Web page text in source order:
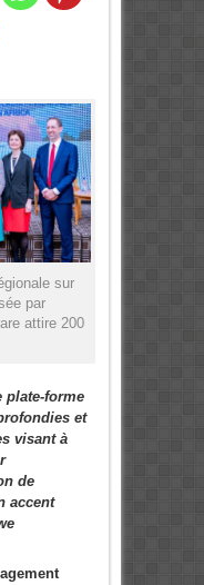
sur
par
attire 200
plate-forme
et
visant à
de
accent